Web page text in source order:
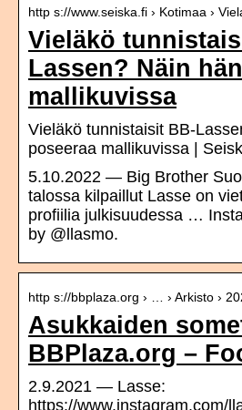
http s://www.seiska.fi › Kotimaa ›
Vieläkö
Lassen? Näin
mallikuvissa
Vieläkö tunnistaisit BB-
poseeraa mallikuvissa |
5.10.2022 — Big Brother
talossa kilpaillut Lasse on
profiilia julkisuudessa …
by @llasmo.
http s://bbplaza.org › … › Arkisto ›
Asukkaiden
BBPlaza.org –
2.9.2021 — Lasse:
https://www.instagram.com/